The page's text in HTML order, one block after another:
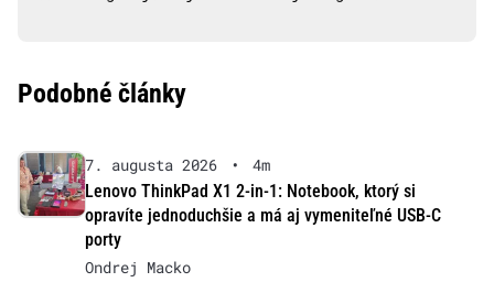
Podobné články
7. augusta 2026 •
4m
Lenovo ThinkPad X1 2-in-1: Notebook, ktorý si
opravíte jednoduchšie a má aj vymeniteľné USB-C
porty
Ondrej Macko